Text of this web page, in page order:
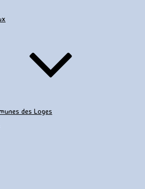
des Loges